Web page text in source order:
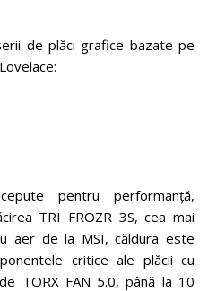
de plăci grafice bazate pe
pentru performanță,
TRI FROZR 3S, cea mai
aer de la MSI, căldura este
critice ale plăcii cu
TORX FAN 5.0, până la 10